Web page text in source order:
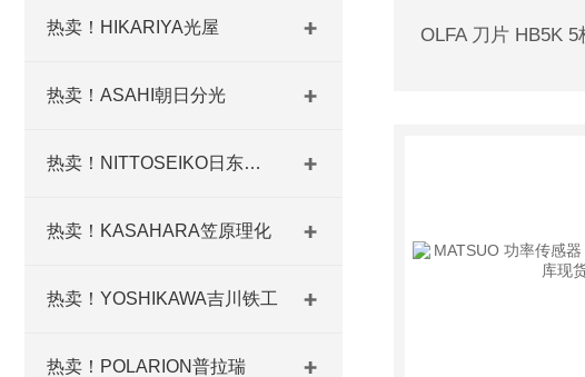
热卖！HIKARIYA光屋
热卖！ASAHI朝日分光
热卖！NITTOSEIKO日东精工
热卖！KASAHARA笠原理化
热卖！YOSHIKAWA吉川铁工
热卖！POLARION普拉瑞